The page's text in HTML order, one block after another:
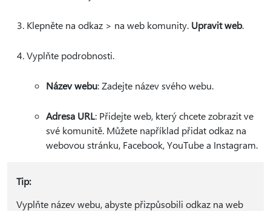
Klepněte na odkaz > na web komunity. Upravit web.
Vyplňte podrobnosti.
Název webu: Zadejte název svého webu.
Adresa URL: Přidejte web, který chcete zobrazit ve
své komunitě. Můžete například přidat odkaz na
webovou stránku, Facebook, YouTube a Instagram.
Tip:
Vyplňte název webu, abyste přizpůsobili odkaz na web